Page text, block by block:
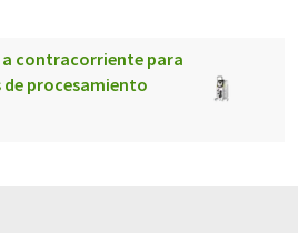
contracorriente para
procesamiento